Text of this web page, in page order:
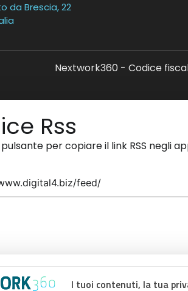
I tuoi contenuti, la tua
da Brescia, 22
Nextwork360 - Codice
Rss
per copiare il link RSS negli
Rss